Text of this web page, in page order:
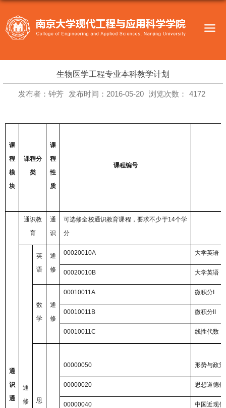
生物医学工程专业本科教学计划
发布者：钟芳 发布时间：2016-05-20 浏览次数： 4172
课
程
模
块
课程分
类
课
程
性
质
课程编号
通
识
通
通识教
育
通
识
可选修全校通识教育课程，要求不少于14个学
分
通
修
英
语
通
修
00020010A 大学英语
00020010B 大学英语
数
学
通
修
00010011A 微积分
00010011B 微积分
00010011C 线性代数
思
00000050 形势与政策
00000020 思想道德
00000040 中国近现